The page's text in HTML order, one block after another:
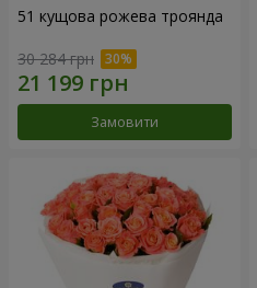
51 кущова рожева троянда
30 284 грн
Замовити